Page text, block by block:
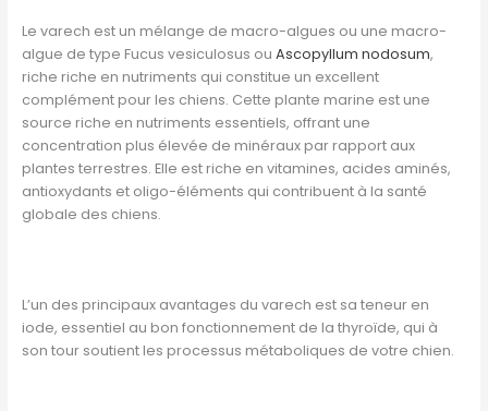
Le varech est un mélange de macro-algues ou une macro-
algue de type Fucus vesiculosus ou Ascopyllum nodosum,
riche riche en nutriments qui constitue un excellent
complément pour les chiens. Cette plante marine est une
source riche en nutriments essentiels, offrant une
concentration plus élevée de minéraux par rapport aux
plantes terrestres. Elle est riche en vitamines, acides aminés,
antioxydants et oligo-éléments qui contribuent à la santé
globale des chiens.
L’un des principaux avantages du varech est sa teneur en
iode, essentiel au bon fonctionnement de la thyroïde, qui à
son tour soutient les processus métaboliques de votre chien.